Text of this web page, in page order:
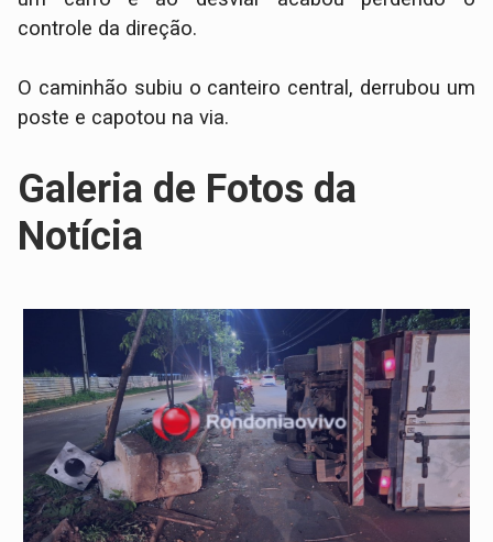
controle da direção.
O caminhão subiu o canteiro central, derrubou um
poste e capotou na via.
Galeria de Fotos da
Notícia